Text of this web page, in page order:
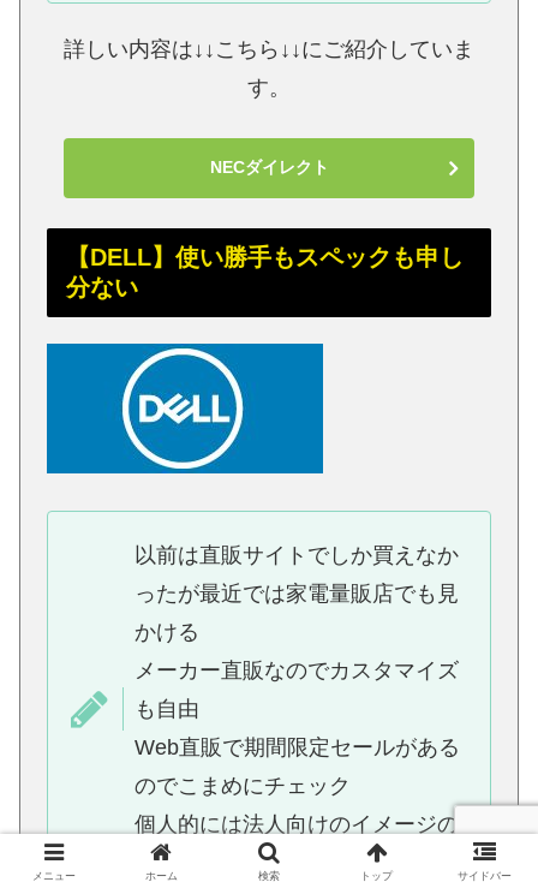
詳しい内容は↓↓こちら↓↓にご紹介していま
す。
NECダイレクト
【DELL】使い勝手もスペックも申し
分ない
以前は直販サイトでしか買えなか
ったが最近では家電量販店でも見
かける
メーカー直販なのでカスタマイズ
も自由
Web直販で期間限定セールがある
のでこまめにチェック
個人的には法人向けのイメージの
あるパソコン
メニュー ホーム 検索 トップ サイドバー